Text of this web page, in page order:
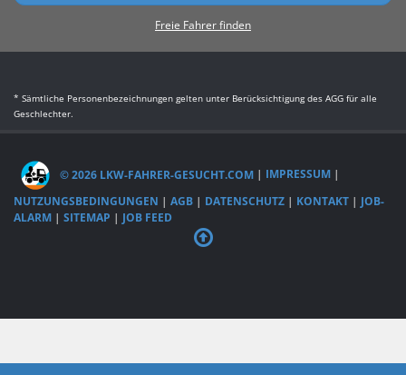
Freie Fahrer finden
* Sämtliche Personenbezeichnungen gelten unter Berücksichtigung des AGG für alle
Geschlechter.
© 2026 LKW-FAHRER-GESUCHT.COM | IMPRESSUM |
NUTZUNGSBEDINGUNGEN | AGB | DATENSCHUTZ | KONTAKT | JOB-
ALARM | SITEMAP | JOB FEED